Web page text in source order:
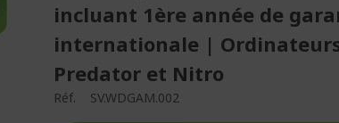
incluant 1ère année de
internationale |
Predator et Nitro
Réf. SV.WDGAM.002